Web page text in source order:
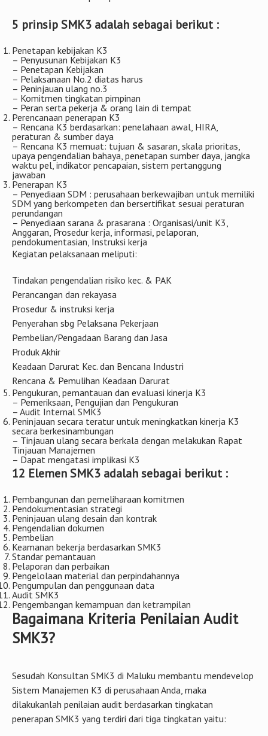
5 prinsip SMK3 adalah sebagai berikut :
Penetapan kebijakan K3
– Penyusunan Kebijakan K3
– Penetapan Kebijakan
– Pelaksanaan No.2 diatas harus
– Peninjauan ulang no.3
– Komitmen tingkatan pimpinan
– Peran serta pekerja & orang lain di tempat
Perencanaan penerapan K3
– Rencana K3 berdasarkan: penelahaan awal, HIRA,
peraturan & sumber daya
– Rencana K3 memuat: tujuan & sasaran, skala prioritas,
upaya pengendalian bahaya, penetapan sumber daya, jangka
waktu pel, indikator pencapaian, sistem pertanggung
jawaban
Penerapan K3
– Penyediaan SDM : perusahaan berkewajiban untuk memiliki
SDM yang berkompeten dan bersertifikat sesuai peraturan
perundangan
– Penyediaan sarana & prasarana : Organisasi/unit K3,
Anggaran, Prosedur kerja, informasi, pelaporan,
pendokumentasian, Instruksi kerja
Kegiatan pelaksanaan meliputi:
Tindakan pengendalian risiko kec. & PAK
Perancangan dan rekayasa
Prosedur & instruksi kerja
Penyerahan sbg Pelaksana Pekerjaan
Pembelian/Pengadaan Barang dan Jasa
Produk Akhir
Keadaan Darurat Kec. dan Bencana Industri
Rencana & Pemulihan Keadaan Darurat
Pengukuran, pemantauan dan evaluasi kinerja K3
– Pemeriksaan, Pengujian dan Pengukuran
– Audit Internal SMK3
Peninjauan secara teratur untuk meningkatkan kinerja K3
secara berkesinambungan
– Tinjauan ulang secara berkala dengan melakukan Rapat
Tinjauan Manajemen
– Dapat mengatasi implikasi K3
12 Elemen SMK3 adalah sebagai berikut :
Pembangunan dan pemeliharaan komitmen
Pendokumentasian strategi
Peninjauan ulang desain dan kontrak
Pengendalian dokumen
Pembelian
Keamanan bekerja berdasarkan SMK3
Standar pemantauan
Pelaporan dan perbaikan
Pengelolaan material dan perpindahannya
Pengumpulan dan penggunaan data
Audit SMK3
Pengembangan kemampuan dan ketrampilan
Bagaimana Kriteria Penilaian Audit
SMK3?
Sesudah Konsultan SMK3 di Maluku membantu mendevelop
Sistem Manajemen K3 di perusahaan Anda, maka
dilakukanlah penilaian audit berdasarkan tingkatan
penerapan SMK3 yang terdiri dari tiga tingkatan yaitu: